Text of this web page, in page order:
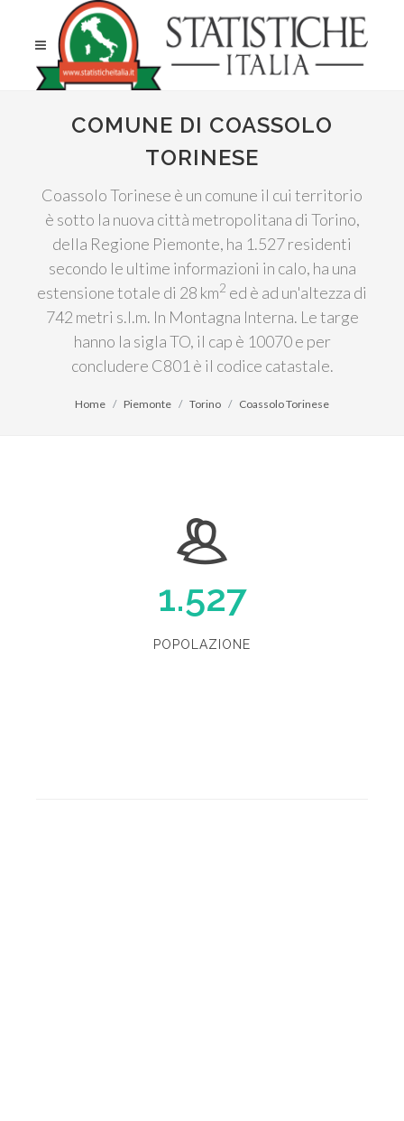
COMUNE DI COASSOLO
TORINESE
Coassolo Torinese è un comune il cui territorio
è sotto la nuova città metropolitana di Torino,
della Regione Piemonte, ha 1.527 residenti
secondo le ultime informazioni in calo, ha una
estensione totale di 28 km2 ed è ad un'altezza di
742 metri s.l.m. In Montagna Interna. Le targe
hanno la sigla TO, il cap è 10070 e per
concludere C801 è il codice catastale.
Home Piemonte Torino Coassolo Torinese
1.527
POPOLAZIONE